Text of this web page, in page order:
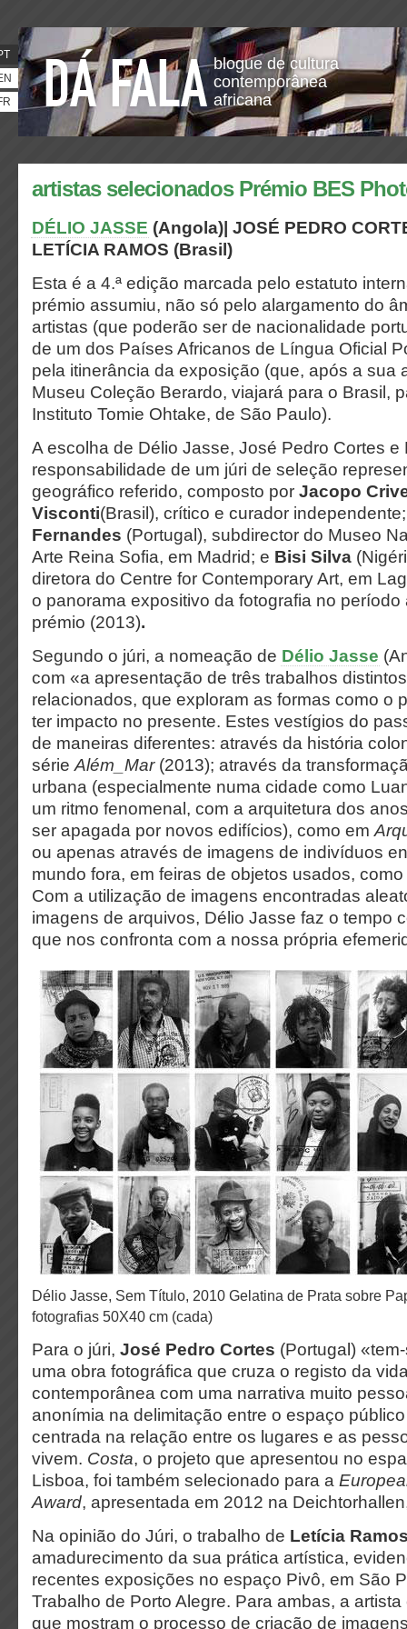
blogue de cultura
contemporânea
africana
artistas selecionados Prémio BES
DÉLIO JASSE (Angola)| JOSÉ PEDRO
LETÍCIA RAMOS (Brasil)
Esta é a 4.ª edição marcada pelo estatuto
prémio assumiu, não só pelo alargamento do
artistas (que poderão ser de nacionalidade
de um dos Países Africanos de Língua Oficial
pela itinerância da exposição (que, após a sua
Museu Coleção Berardo, viajará para o Brasil,
Instituto Tomie Ohtake, de São Paulo).
A escolha de Délio Jasse, José Pedro Cortes e
responsabilidade de um júri de seleção
geográfico referido, composto por Jacopo
Visconti(Brasil), crítico e curador independente;
Fernandes (Portugal), subdirector do Museo
Arte Reina Sofia, em Madrid; e Bisi Silva
diretora do Centre for Contemporary Art, em
o panorama expositivo da fotografia no período
prémio (2013).
Segundo o júri, a nomeação de Délio Jasse
com «a apresentação de três trabalhos
relacionados, que exploram as formas como o
ter impacto no presente. Estes vestígios do
de maneiras diferentes: através da história
série Além_Mar (2013); através da
urbana (especialmente numa cidade como
um ritmo fenomenal, com a arquitetura dos
ser apagada por novos edifícios), como em
ou apenas através de imagens de indivíduos
mundo fora, em feiras de objetos usados,
Com a utilização de imagens encontradas
imagens de arquivos, Délio Jasse faz o tempo
que nos confronta com a nossa própria
Délio Jasse, Sem Título, 2010 Gelatina de Prata sobre Papel Fibra. Painel de 15
fotografias 50X40 cm (cada)
Para o júri, José Pedro Cortes (Portugal)
uma obra fotográfica que cruza o registo da
contemporânea com uma narrativa muito
anonímia na delimitação entre o espaço
centrada na relação entre os lugares e as
vivem. Costa, o projeto que apresentou no
Lisboa, foi também selecionado para a
Award, apresentada em 2012 na
Na opinião do Júri, o trabalho de Letícia
amadurecimento da sua prática artística,
recentes exposições no espaço Pivô, em São
Trabalho de Porto Alegre. Para ambas, a
que mostram o processo de criação de